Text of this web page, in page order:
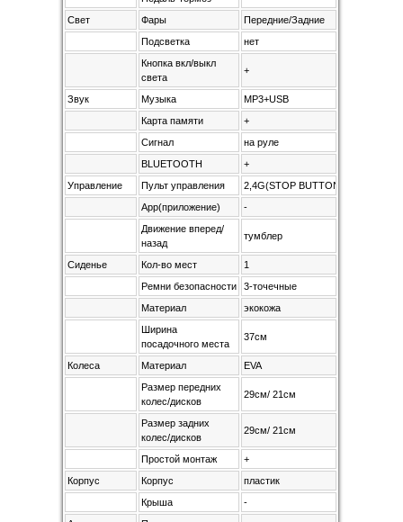
Свет
Фары
Передние/Задние
Подсветка
нет
Кнопка вкл/выкл
света
+
Звук Музыка
MP3+USB
Карта памяти
+
Сигнал
на руле
BLUETOOTH
+
Управление
Пульт управления
2,4G(STOP BUTTON)
App(приложение)
-
Движение вперед/
назад
тумблер
Сиденье Кол-во мест
1
Ремни безопасности
3-точечные
Материал
экокожа
Ширина
посадочного места
37см
Колеса Материал
EVA
Размер передних
колес/дисков
29см/ 21см
Размер задних
колес/дисков
29см/ 21см
Простой монтаж
+
Корпус
Корпус
пластик
Крыша
-